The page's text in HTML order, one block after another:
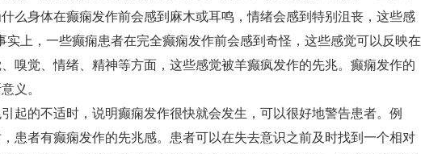
么身体在癫痫发作前会感到麻木或耳鸣，情绪会感到特别沮丧，这些感
实上，一些癫痫患者在完全癫痫发作前会感到奇怪，这些感觉可以反映在
嗅觉、情绪、精神等方面，这些感觉被羊癫疯发作的先兆。癫痫发作的
义。
起的不适时，说明癫痫发作很快就会发生，可以很好地警告患者。例
患者有癫痫发作的先兆感。患者可以在失去意识之前及时找到一个相对